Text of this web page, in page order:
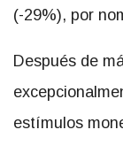
(-29%), por
Después de
estímulos